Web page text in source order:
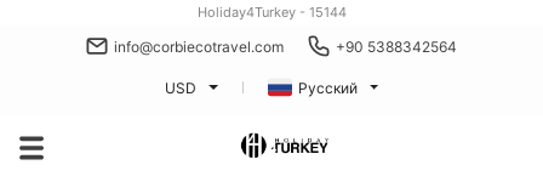
Holiday4Turkey - 15144
info@corbiecotravel.com +90 5388342564
USD Русский